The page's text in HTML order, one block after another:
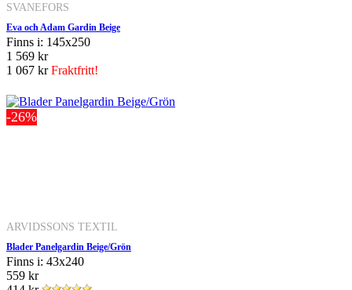
SVANEFORS
Eva och Adam Gardin Beige
Finns i: 145x250
1 569 kr
1 067 krFraktfritt!
-26%
ARVIDSSONS TEXTIL
Blader Panelgardin Beige/Grön
Finns i: 43x240
559 kr